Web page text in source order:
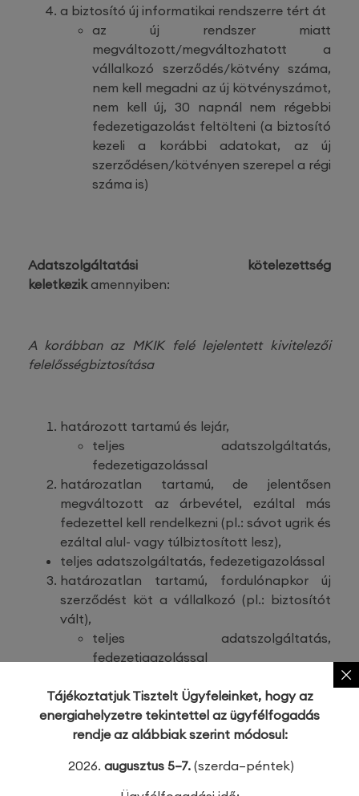
a biztosító új informatikai rendszerre tért át
az új rendszer miatt
megváltozott/megváltozhatott a
vállalkozó szerződés/kötvény száma,
nem kell megadni az új kötvényszámot,
nem kell új, 30 napnál nem régebbi
fedezetigazolást feltölteni (a biztosító
kezeli a korábbi adatokat, az új
szerződésen/kötvényen szerepel a régi
száma is)
Adatszolgáltatási kötelezettség
keletkezik amennyiben:
A korábban az MKIK felé lejelentett kivitelezői
felelősségbiztosítása
határozott tartamú és lejár,
teljes adatszolgáltatás,
fedezetigazolással
határozatlan tartamú, de jelentősen
megváltozott az árbevétel, ezáltal más
fedezettel kell rendelkezni (pl.: sávot ugrik és
ezáltal alul- vagy túlbiztosított lesz),
teljes adatszolgáltatás, fedezetigazolással
határozatlan tartamú, fordulónapkor új
szerződést köt a vállalkozó (pl.: biztosítót
vált),
teljes adatszolgáltatás,
fedezetigazolással
megszűnik
új szerződést kell kötni
teljes adatszolgáltatás,
Tájékoztatjuk Tisztelt Ügyfeleinket, hogy az
energiahelyzetre tekintettel az ügyfélfogadás
rendje az alábbiak szerint módosul:
2026. augusztus 5–7. (szerda–péntek)